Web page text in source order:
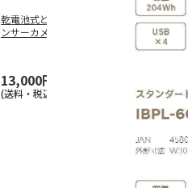
乾電池式どこでもセ
ンサーカメラ
13,000円
(送料・税込)
WiFiレンタル 3日プ
ラン 4キャリア 完全
無制限 So
…
(送料別・税込)